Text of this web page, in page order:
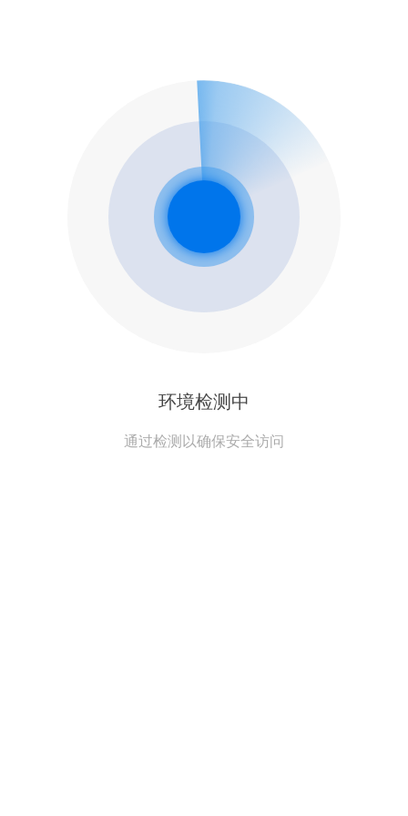
环境检测中
通过检测以确保安全访问